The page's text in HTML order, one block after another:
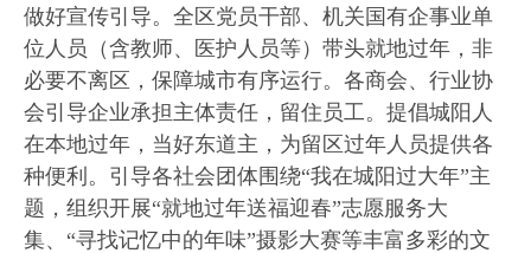
做好宣传引导。全区党员干部、机关国有企事业单
位人员（含教师、医护人员等）带头就地过年，非
必要不离区，保障城市有序运行。各商会、行业协
会引导企业承担主体责任，留住员工。提倡城阳人
在本地过年，当好东道主，为留区过年人员提供各
种便利。引导各社会团体围绕“我在城阳过大年”主
题，组织开展“就地过年送福迎春”志愿服务大
集、“寻找记忆中的年味”摄影大赛等丰富多彩的文